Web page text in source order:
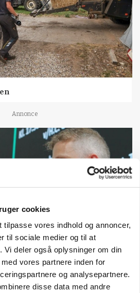
cookies
tilpasse vores indhold og annoncer,
til sociale medier og til at
Vi deler også oplysninger om din
vores partnere inden for
og analysepartnere.
disse data med andre
Annonce
Danish Crowns pris en